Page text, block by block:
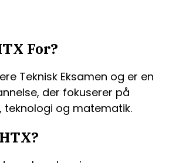
For?
Teknisk Eksamen og er en
der fokuserer på
teknologi og matematik.